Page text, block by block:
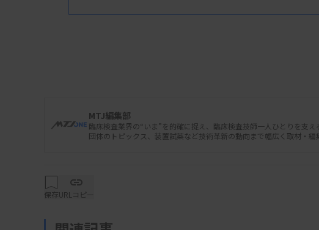
日本臨床検査薬協会はこのほど、「体外診断用医薬
体外診は2024年9月までに会員企業（グループ企業含
MTJ編集部
臨床検査業界の“いま”を的確に捉え、臨床検査技師一人ひとりを支
団体のトピックス、装置試薬など技術革新の動向まで幅広く取材・
保存URLコピー